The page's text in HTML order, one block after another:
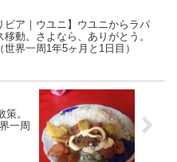
ア｜ウユニ】ウユニからラパ
移動。さよなら、ありがとう。
世界一周1年5ヶ月と1日目）
。
一周